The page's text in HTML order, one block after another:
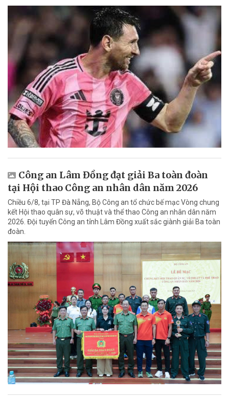
Công an Lâm Đồng đạt giải Ba toàn đoàn
tại Hội thao Công an nhân dân năm 2026
Chiều 6/8, tại TP Đà Nẵng, Bộ Công an tổ chức bế mạc Vòng chung
kết Hội thao quân sự, võ thuật và thể thao Công an nhân dân năm
2026. Đội tuyển Công an tỉnh Lâm Đồng xuất sắc giành giải Ba toàn
đoàn.